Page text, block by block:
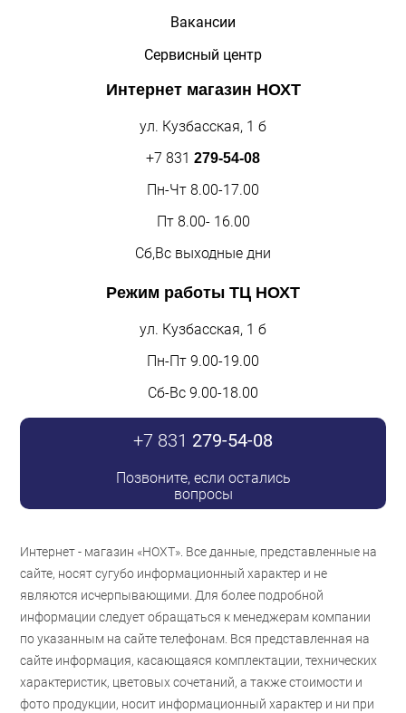
Вакансии
Сервисный центр
Интернет магазин НОХТ
ул. Кузбасская, 1 б
+7 831 279-54-08
Пн-Чт 8.00-17.00
Пт 8.00- 16.00
Сб,Вс выходные дни
Режим работы ТЦ НОХТ
ул. Кузбасская, 1 б
Пн-Пт 9.00-19.00
Сб-Вс 9.00-18.00
+7 831 279-54-08
Позвоните, если остались
вопросы
Интернет - магазин «НОХТ». Все данные, представленные на
сайте, носят сугубо информационный характер и не
являются исчерпывающими. Для более подробной
информации следует обращаться к менеджерам компании
по указанным на сайте телефонам. Вся представленная на
сайте информация, касающаяся комплектации, технических
характеристик, цветовых сочетаний, а также стоимости и
фото продукции, носит информационный характер и ни при